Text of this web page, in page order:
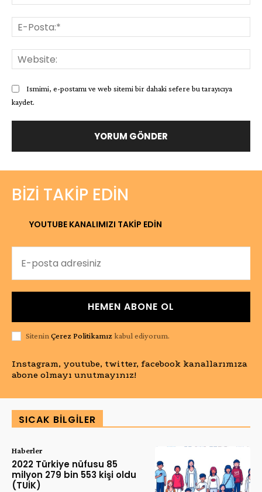
Ismimi, e-postamı ve web sitemi bir dahaki sefere bu tarayıcıya
kaydet.
BIZI TAKIP EDIN
YOUTUBE KANALIMIZI TAKİP EDİN
HEMEN ABONE OL
Sitenin Çerez Politikamızkabul ediyorum.
Instagram, youtube, twitter, facebook kanallarımıza
abone olmayı unutmayınız!
SICAK BILGILER
Haberler
2022 Türkiye nüfusu 85
milyon 279 bin 553 kişi oldu
(TUİK)